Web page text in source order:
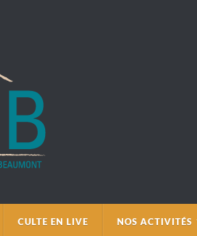
CULTE EN LIVE NOS ACTIVITÉS